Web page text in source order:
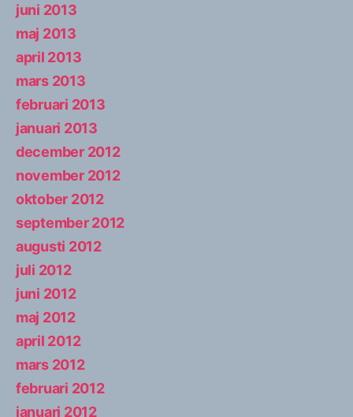
juni 2013
maj 2013
april 2013
mars 2013
februari 2013
januari 2013
december 2012
november 2012
oktober 2012
september 2012
augusti 2012
juli 2012
juni 2012
maj 2012
april 2012
mars 2012
februari 2012
januari 2012